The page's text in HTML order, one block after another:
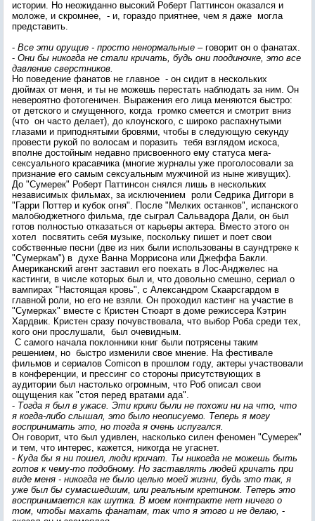
истории. Но неожиданно высокий Роберт Паттинсон оказался и
моложе, и скромнее, - и, гораздо приятнее, чем я даже могла
представить.
- Все эти орущие - просто ненормальные – говорит он о фанатах.
- Они бы никогда не стали кричать, будь они поодиночке, это все
давление сверстников.
Но поведение фанатов не главное - он сидит в нескольких
дюймах от меня, и ты не можешь перестать наблюдать за ним. Он
невероятно фотогеничен. Выражения его лица меняются быстро:
от детского и смущенного, когда громко смеется и смотрит вниз
(что он часто делает), до клоунского, с широко распахнутыми
глазами и приподнятыми бровями, чтобы в следующую секунду
провести рукой по волосам и поразить тебя взглядом искоса,
вполне достойным недавно присвоенного ему статуса мега-
сексуального красавчика (многие журналы уже проголосовали за
признание его самым сексуальным мужчиной из ныне живущих).
До "Сумерек" Роберт Паттинсон снялся лишь в нескольких
независимых фильмах, за исключением роли Седрика Диггори в
"Гарри Поттер и кубок огня". После "Мелких останков", испанского
малобюджетного фильма, где сыграл Сальвадора Дали, он был
готов полностью отказаться от карьеры актера. Вместо этого он
хотел посвятить себя музыке, поскольку пишет и поет свои
собственные песни (две из них были использованы в саундтреке к
"Сумеркам") в духе Ванна Моррисона или Джеффа Бакли.
Американский агент заставил его поехать в Лос-Анджелес на
кастинги, в числе которых был и, что довольно смешно, сериал о
вампирах "Настоящая кровь", с Александром Скаарсгардом в
главной роли, но его не взяли. Он проходил кастинг на участие в
"Сумерках" вместе с Кристен Стюарт в доме режиссера Кэтрин
Хардвик. Кристен сразу почувствовала, что выбор Роба среди тех,
кого они прослушали, был очевидным.
С самого начала поклонники книг были потрясены таким
решением, но быстро изменили свое мнение. На фестивале
фильмов и сериалов Comicon в прошлом году, актеры участвовали
в конференции, и прессинг со стороны присутствующих в
аудитории был настолько огромным, что Роб описал свои
ощущения как "стоя перед вратами ада".
- Тогда я был в ужасе. Эти крики были не похожи ни на что, что
я когда-либо слышал, это было неописуемо. Теперь я могу
воспринимать это, но тогда я очень испугался.
Он говорит, что был удивлен, насколько силен феномен "Сумерек"
и тем, что интерес, кажется, никогда не угаснет.
- Куда бы я ни пошел, люди кричат. Ты никогда не можешь быть
готов к чему-то подобному. Но заставлять людей кричать при
виде меня - никогда не было целью моей жизни, будь это так, я
уже был бы сумасшедшим, или реальным кретином. Теперь это
воспринимается как шутка. В моем контракте нет ничего о
том, чтобы махать фанатам, так что я этого и не делаю, -